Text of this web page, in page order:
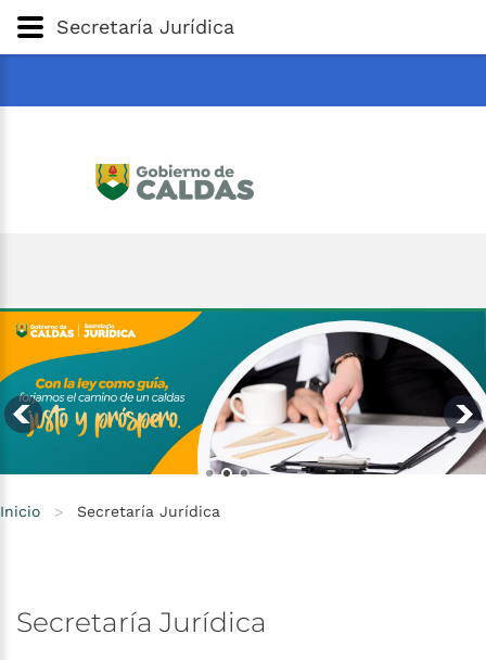
Gobernación
Secretaría Jurídica
Inicio > Secretaría Jurídica
Secretaría Jurídica